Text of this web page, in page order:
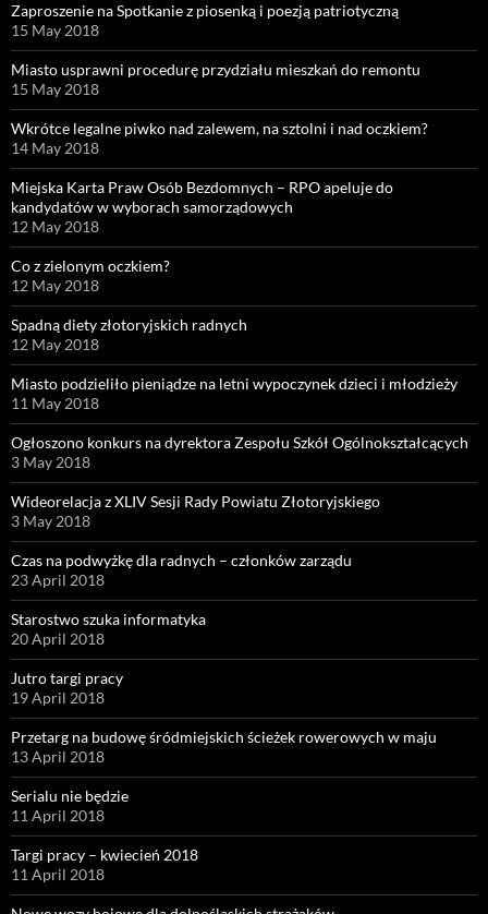
Zaproszenie na Spotkanie z piosenką i poezją patriotyczną
15 May 2018
Miasto usprawni procedurę przydziału mieszkań do remontu
15 May 2018
Wkrótce legalne piwko nad zalewem, na sztolni i nad oczkiem?
14 May 2018
Miejska Karta Praw Osób Bezdomnych – RPO apeluje do
kandydatów w wyborach samorządowych
12 May 2018
Co z zielonym oczkiem?
12 May 2018
Spadną diety złotoryjskich radnych
12 May 2018
Miasto podzieliło pieniądze na letni wypoczynek dzieci i młodzieży
11 May 2018
Ogłoszono konkurs na dyrektora Zespołu Szkół Ogólnokształcących
3 May 2018
Wideorelacja z XLIV Sesji Rady Powiatu Złotoryjskiego
3 May 2018
Czas na podwyżkę dla radnych – członków zarządu
23 April 2018
Starostwo szuka informatyka
20 April 2018
Jutro targi pracy
19 April 2018
Przetarg na budowę śródmiejskich ścieżek rowerowych w maju
13 April 2018
Serialu nie będzie
11 April 2018
Targi pracy – kwiecień 2018
11 April 2018